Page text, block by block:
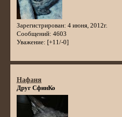
Зарегистрирован: 4 июня, 2012г.
Сообщений: 4603
Уважение: [+11/-0]
Нафаня
Друг СфинКо